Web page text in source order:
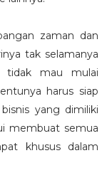
zaman dan
tak selamanya
tidak mau mulai
harus siap
yang dimiliki
membuat semua
khusus dalam